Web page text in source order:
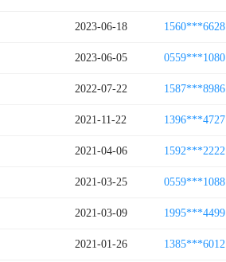
2023-06-18 1560***6628
2023-06-05 0559***1080
2022-07-22 1587***8986
2021-11-22 1396***4727
2021-04-06 1592***2222
2021-03-25 0559***1088
2021-03-09 1995***4499
2021-01-26 1385***6012